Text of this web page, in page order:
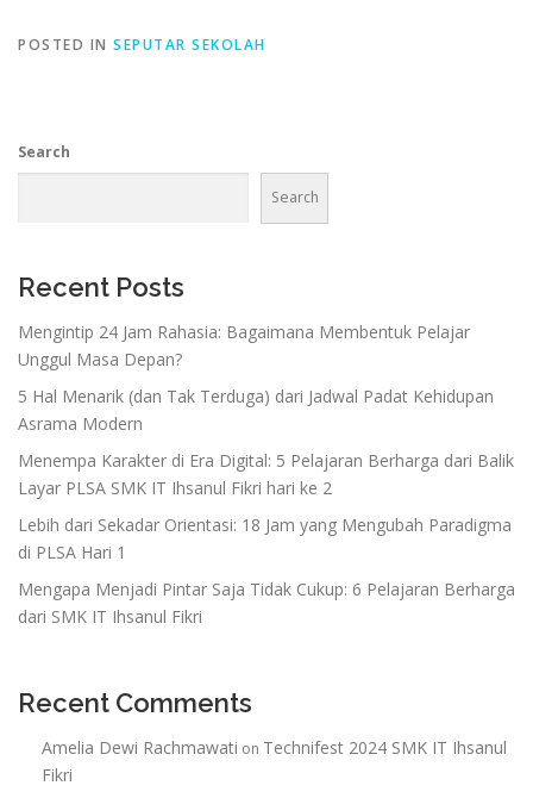
POSTED IN SEPUTAR SEKOLAH
Search
Search
Recent Posts
Mengintip 24 Jam Rahasia: Bagaimana Membentuk Pelajar
Unggul Masa Depan?
5 Hal Menarik (dan Tak Terduga) dari Jadwal Padat Kehidupan
Asrama Modern
Menempa Karakter di Era Digital: 5 Pelajaran Berharga dari Balik
Layar PLSA SMK IT Ihsanul Fikri hari ke 2
Lebih dari Sekadar Orientasi: 18 Jam yang Mengubah Paradigma
di PLSA Hari 1
Mengapa Menjadi Pintar Saja Tidak Cukup: 6 Pelajaran Berharga
dari SMK IT Ihsanul Fikri
Recent Comments
Amelia Dewi Rachmawati on Technifest 2024 SMK IT Ihsanul
Fikri